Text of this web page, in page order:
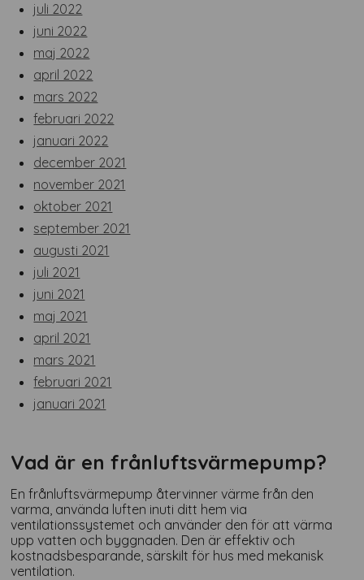
juli 2022
juni 2022
maj 2022
april 2022
mars 2022
februari 2022
januari 2022
december 2021
november 2021
oktober 2021
september 2021
augusti 2021
juli 2021
juni 2021
maj 2021
april 2021
mars 2021
februari 2021
januari 2021
Vad är en frånluftsvärmepump?
En frånluftsvärmepump återvinner värme från den
varma, använda luften inuti ditt hem via
ventilationssystemet och använder den för att värma
upp vatten och byggnaden. Den är effektiv och
kostnadsbesparande, särskilt för hus med mekanisk
ventilation​.